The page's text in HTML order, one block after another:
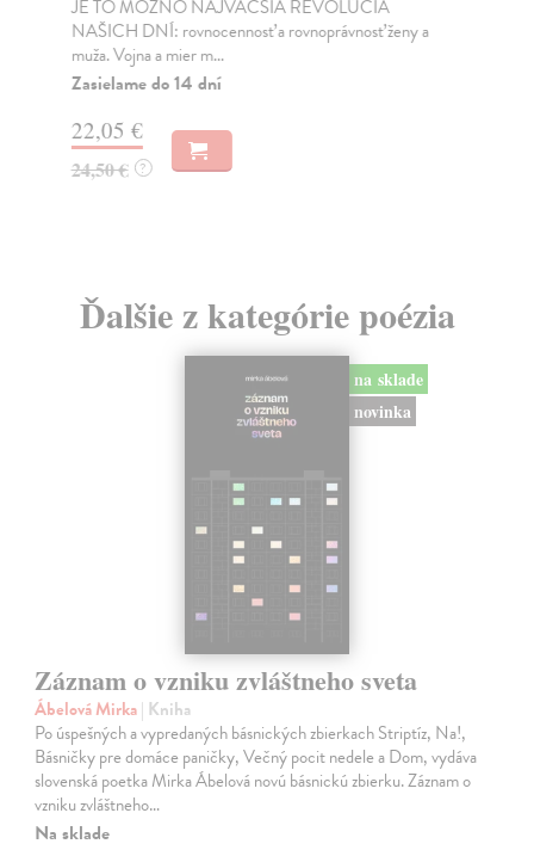
JE TO MOŽNO NAJVÄČŠIA REVOLÚCIA
NAŠICH DNÍ: rovnocennosť a rovnoprávnosť ženy a
muža. Vojna a mier m...
Zasielame do 14 dní
22,05 €
24,50 € ?
Ďalšie z kategórie poézia
na sklade
novinka
Záznam o vzniku zvláštneho sveta
Ábelová Mirka| Kniha
Po úspešných a vypredaných básnických zbierkach Striptíz, Na!,
Básničky pre domáce paničky, Večný pocit nedele a Dom, vydáva
slovenská poetka Mirka Ábelová novú básnickú zbierku. Záznam o
vzniku zvláštneho…
Na sklade